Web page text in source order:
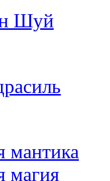
Шуй
мантика
магия